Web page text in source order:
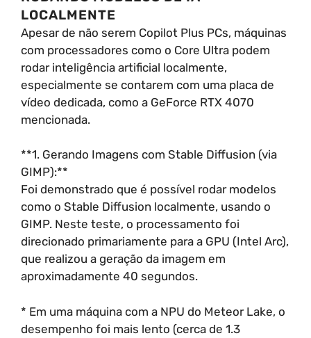
LOCALMENTE
Apesar de não serem Copilot Plus PCs, máquinas
com processadores como o Core Ultra podem
rodar inteligência artificial localmente,
especialmente se contarem com uma placa de
vídeo dedicada, como a GeForce RTX 4070
mencionada.
**1. Gerando Imagens com Stable Diffusion (via
GIMP):**
Foi demonstrado que é possível rodar modelos
como o Stable Diffusion localmente, usando o
GIMP. Neste teste, o processamento foi
direcionado primariamente para a GPU (Intel Arc),
que realizou a geração da imagem em
aproximadamente 40 segundos.
* Em uma máquina com a NPU do Meteor Lake, o
desempenho foi mais lento (cerca de 1.3